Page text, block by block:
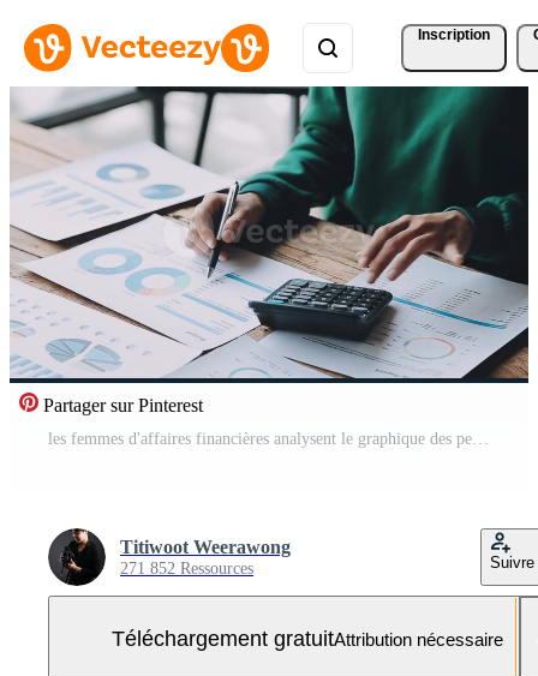
Inscription
Partager sur Pinterest
les femmes d'affaires financières analysent le graphique des performances de l'entreprise pour créer des bénéfices et de la croissance, des rapports d'études de marché et des statistiques sur les revenus, le concept financier et comptable. Vidéo Gratuite
Titiwoot Weerawong
271 852 Ressources Suivre
Téléchargement gratuitAttribution nécessaire